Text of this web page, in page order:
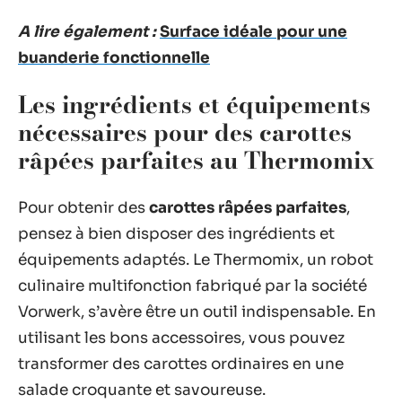
A lire également :Surface idéale pour une
buanderie fonctionnelle
Les ingrédients et équipements
nécessaires pour des carottes
râpées parfaites au Thermomix
Pour obtenir descarottes râpées parfaites,
pensez à bien disposer des ingrédients et
équipements adaptés. Le Thermomix, un robot
culinaire multifonction fabriqué par la société
Vorwerk, s’avère être un outil indispensable. En
utilisant les bons accessoires, vous pouvez
transformer des carottes ordinaires en une
salade croquante et savoureuse.